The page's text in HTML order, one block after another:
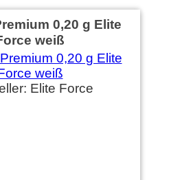
0,20 g Elite
weiß
Elite Force